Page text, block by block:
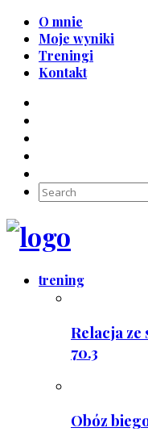
O mnie
Moje wyniki
Treningi
Kontakt
trening
Relacja
70.3
Obóz